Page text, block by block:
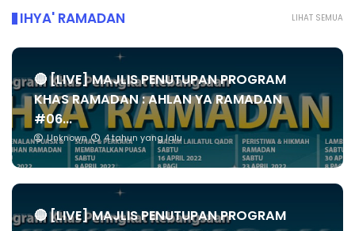
LIHAT SEMUA
IHYA' RAMADAN
🔴 [LIVE] MAJLIS PENUTUPAN PROGRAM
KHAS RAMADAN : AHLAN YA RAMADAN
#06...
Unknown 4 tahun yang lalu
🔴 [LIVE] MAJLIS PENUTUPAN PROGRAM